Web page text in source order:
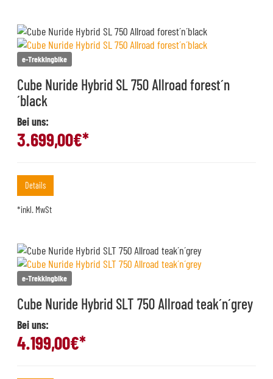
e-Trekkingbike
Cube Nuride Hybrid SL 750 Allroad forest´n
´black
Bei uns:
3.699,00€*
Details
*inkl. MwSt
e-Trekkingbike
Cube Nuride Hybrid SLT 750 Allroad teak´n´grey
Bei uns:
4.199,00€*